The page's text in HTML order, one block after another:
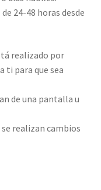
24-48 horas desde
realizado por
ti para que sea
de una pantalla u
realizan cambios